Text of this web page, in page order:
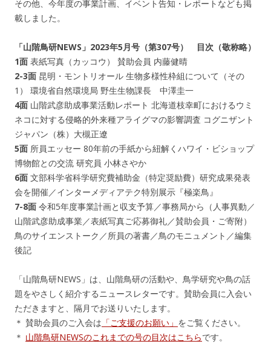
その他、今年度の事業計画、イベント告知・レポートなども掲
載しました。
「山階鳥研NEWS」2023年5月号（第307号） 目次（敬称略）
1面 表紙写真（カッコウ） 賛助会員 内藤健晴
2-3面 昆明・モントリオール 生物多様性枠組について（その
1） 環境省自然環境局 野生生物課長 中澤圭一
4面 山階武彦助成事業活動レポート 北海道枝幸町におけるウミ
ネコに対する侵略的外来種アライグマの影響調査 コグニザント
ジャパン（株）大槻正遼
5面 所員エッセー 80年前の手紙から紐解くハワイ・ビショップ
博物館との交流 研究員 小林さやか
6面 文部科学省科学研究費補助金（特定奨励費）研究成果発表
会を開催／インターメディアテク特別展示『極楽鳥』
7-8面 令和5年度事業計画と収支予算／事務局から（人事異動／
山階武彦助成事業／表紙写真ご応募御礼／賛助会員・ご寄附）
鳥のサイエンストーク／所員の著書／鳥のモニュメント／編集
後記
「山階鳥研NEWS」は、山階鳥研の活動や、鳥学研究や鳥の話
題をやさしく紹介するニュースレターです。賛助会員に入会い
ただきますと、隔月でお送りいたします。
＊ 賛助会員のご入会は 「ご支援のお願い」 をご覧ください。
＊ 山階鳥研NEWSのこれまでの号の目次はこちらです。